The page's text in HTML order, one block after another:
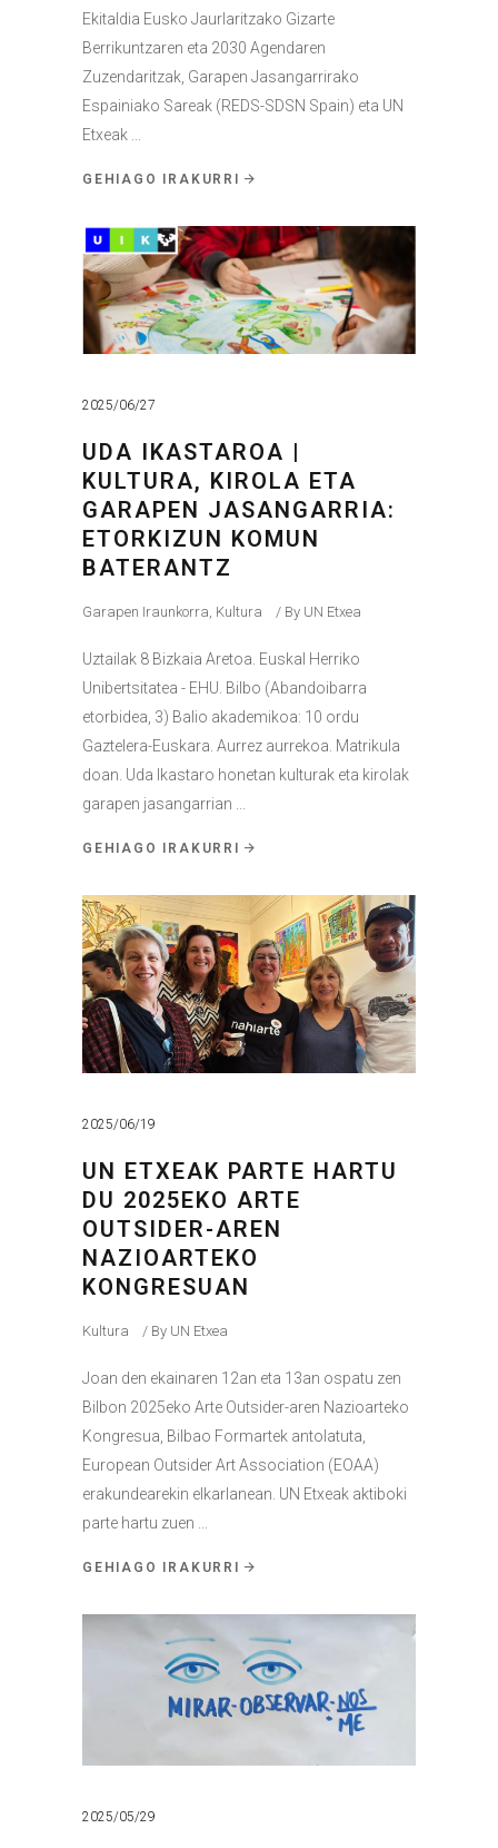
Ekitaldia Eusko Jaurlaritzako Gizarte
Berrikuntzaren eta 2030 Agendaren
Zuzendaritzak, Garapen Jasangarrirako
Espainiako Sareak (REDS-SDSN Spain) eta UN
Etxeak
GEHIAGO IRAKURRI
2025/06/27
UDA IKASTAROA |
KULTURA, KIROLA ETA
GARAPEN JASANGARRIA:
ETORKIZUN KOMUN
BATERANTZ
Garapen Iraunkorra Kultura By UN Etxea
Uztailak 8 Bizkaia Aretoa. Euskal Herriko
Unibertsitatea - EHU. Bilbo (Abandoibarra
etorbidea, 3) Balio akademikoa: 10 ordu
Gaztelera-Euskara. Aurrez aurrekoa. Matrikula
doan. Uda Ikastaro honetan kulturak eta kirolak
garapen jasangarrian
GEHIAGO IRAKURRI
2025/06/19
UN ETXEAK PARTE HARTU
DU 2025EKO ARTE
OUTSIDER-AREN
NAZIOARTEKO
KONGRESUAN
Kultura By UN Etxea
Joan den ekainaren 12an eta 13an ospatu zen
Bilbon 2025eko Arte Outsider-aren Nazioarteko
Kongresua, Bilbao Formartek antolatuta,
European Outsider Art Association (EOAA)
erakundearekin elkarlanean. UN Etxeak aktiboki
parte hartu zuen
GEHIAGO IRAKURRI
2025/05/29